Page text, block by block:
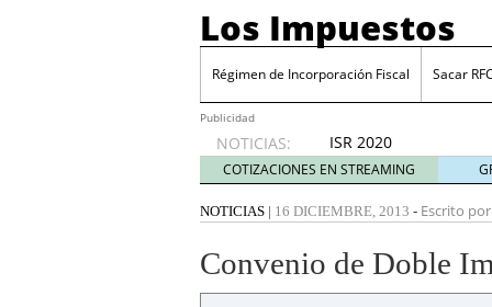
Los Impuestos
Régimen de Incorporación Fiscal Sacar RFC
Publicidad
NOTICIAS:
ISR 2020
diciembre
31, 2019
ISR 2019: Estímulos en
Sacar RFC ¿Cómo
Cinco industrias
julio 20, 2026
Cuenta financiada
COTIZACIONES EN STREAMING
NOTICIAS | 16 DICIEMBRE, 2013 - Escrito
Convenio de Doble